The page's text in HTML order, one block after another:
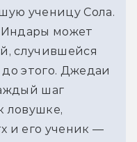
ученицу Сола.
Индары может
случившейся
этого. Джедаи
шаг
ловушке,
и его ученик —